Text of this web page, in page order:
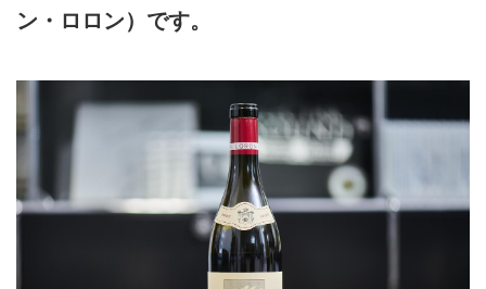
ン・ロロン）です。